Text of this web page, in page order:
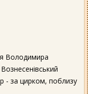
Володимира
- за цирком, поблизу